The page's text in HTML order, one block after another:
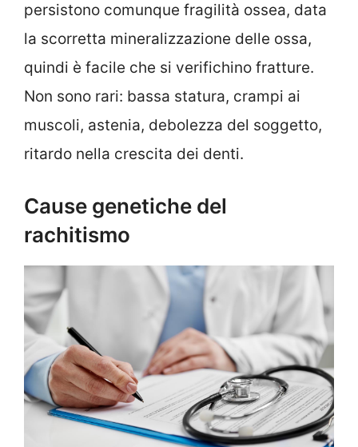
persistono comunque fragilità ossea, data
la scorretta mineralizzazione delle ossa,
quindi è facile che si verifichino fratture.
Non sono rari: bassa statura, crampi ai
muscoli, astenia, debolezza del soggetto,
ritardo nella crescita dei denti.
Cause genetiche del
rachitismo